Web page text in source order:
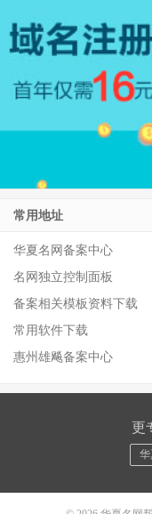
常用地址
华夏名网备案中心
名网独立控制面板
备案相关模板资料下载
常用软件下载
惠州雄飚备案中心
更
华